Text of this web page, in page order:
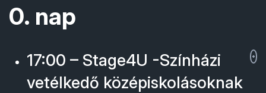
0. nap
17:00 – Stage4U -Színházi
vetélkedő középiskolásoknak